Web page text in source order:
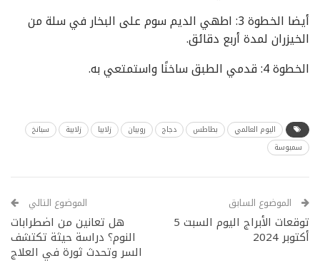
أيضا الخطوة 3: اطهي الديم سوم على البخار في سلة من
الخيزران لمدة أربع دقائق.
الخطوة 4: قدمي الطبق ساخنًا واستمتعي به.
اليوم العالمي بطاطس دجاج روبيان زلابيا زلابية
سبانخ
سمبوسة
الموضوع السابق
توقعات الأبراج اليوم السبت 5
أكتوبر 2024
الموضوع التالي
هل تعانين من اضطرابات
النوم؟ دراسة حيثة تكتشف
السر وتحدث ثورة في العلاج